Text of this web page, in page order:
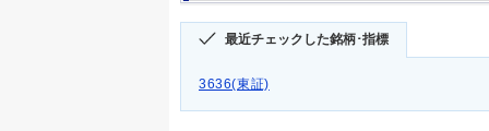
最近チェックした銘柄･指標
3636(東証)